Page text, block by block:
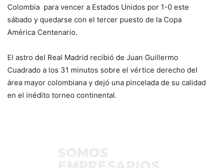
Colombia para vencer a Estados Unidos por 1-0 este
sábado y quedarse con el tercer puesto de la Copa
América Centenario.
El astro del Real Madrid recibió de Juan Guillermo
Cuadrado a los 31 minutos sobre el vértice derecho del
área mayor colombiana y dejó una pincelada de su calidad
en el inédito torneo continental.